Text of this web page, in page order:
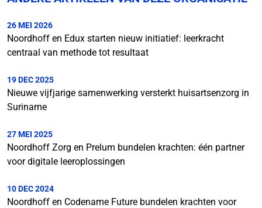
26 MEI 2026
Noordhoff en Edux starten nieuw initiatief: leerkracht
centraal van methode tot resultaat
19 DEC 2025
Nieuwe vijfjarige samenwerking versterkt huisartsenzorg in
Suriname
27 MEI 2025
Noordhoff Zorg en Prelum bundelen krachten: één partner
voor digitale leeroplossingen
10 DEC 2024
Noordhoff en Codename Future bundelen krachten voor